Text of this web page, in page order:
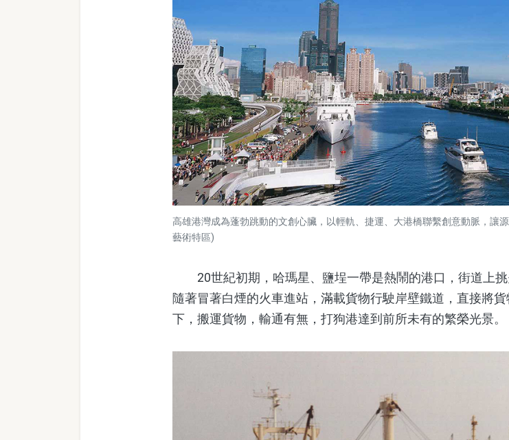
高雄港灣成為蓬勃跳動的文創心臟，以輕軌、捷運、大港橋聯繫創意動脈，讓
藝術特區)
20世紀初期，哈瑪星、鹽埕一帶是熱鬧的港口，街道上挑
隨著冒著白煙的火車進站，滿載貨物行駛岸壁鐵道，直接將
下，搬運貨物，輸通有無，打狗港達到前所未有的繁榮光景。